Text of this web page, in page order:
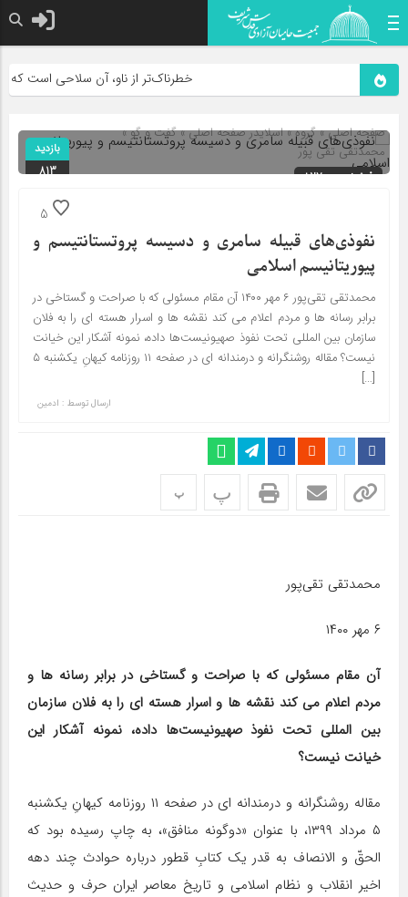
خطرناک‌تر از ناو، آن سلاحی است که می‌تواند
صفحه اصلی» گروه »اسلایدر صفحه اصلی»گفت و گو»
محمدتقی تقی پور
شناسه : 8270
بازدید
813
5
نفوذی‌های قبیله سامری و دسیسه پروتستانتیسم و
پیوریتانیسم اسلامی
محمدتقی تقی‌پور ۶ مهر ۱۴۰۰ آن مقام مسئولی که با صراحت و گستاخی در
برابر رسانه ها و مردم اعلام می کند نقشه ها و اسرار هسته ای را به فلان
سازمان بین المللی تحت نفوذ صهیونیست‌ها داده، نمونه آشکار این خیانت
نیست؟ مقاله روشنگرانه و درمندانه ای در صفحه ۱۱ روزنامه کیهانِ یکشنبه ۵
[…]
ارسال توسط : ادمین
پ پ
محمدتقی تقی‌پور
۶ مهر ۱۴۰۰
آن مقام مسئولی که با صراحت و گستاخی در برابر رسانه ها و
مردم اعلام می کند نقشه ها و اسرار هسته ای را به فلان سازمان
بین المللی تحت نفوذ صهیونیست‌ها داده، نمونه آشکار این
خیانت نیست؟
مقاله روشنگرانه و درمندانه ای در صفحه ۱۱ روزنامه کیهانِ یکشنبه
۵ مرداد ۱۳۹۹، با عنوان «دوگونه منافق»، به چاپ رسیده بود که
الحقّ و الانصاف به قدر یک کتابِ قطور درباره حوادث چند دهه
اخیر انقلاب و نظام اسلامی و تاریخ معاصر ایران حرف و حدیث